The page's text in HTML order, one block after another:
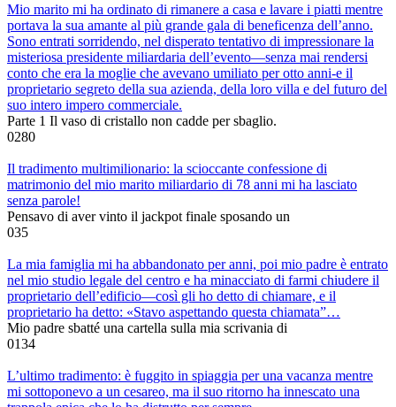
Mio marito mi ha ordinato di rimanere a casa e lavare i piatti mentre
portava la sua amante al più grande gala di beneficenza dell’anno.
Sono entrati sorridendo, nel disperato tentativo di impressionare la
misteriosa presidente miliardaria dell’evento—senza mai rendersi
conto che era la moglie che avevano umiliato per otto anni-e il
proprietario segreto della sua azienda, della loro villa e del futuro del
suo intero impero commerciale.
Parte 1 Il vaso di cristallo non cadde per sbaglio.
0280
Il tradimento multimilionario: la scioccante confessione di
matrimonio del mio marito miliardario di 78 anni mi ha lasciato
senza parole!
Pensavo di aver vinto il jackpot finale sposando un
035
La mia famiglia mi ha abbandonato per anni, poi mio padre è entrato
nel mio studio legale del centro e ha minacciato di farmi chiudere il
proprietario dell’edificio—così gli ho detto di chiamare, e il
proprietario ha detto: «Stavo aspettando questa chiamata”…
Mio padre sbatté una cartella sulla mia scrivania di
0134
L’ultimo tradimento: è fuggito in spiaggia per una vacanza mentre
mi sottoponevo a un cesareo, ma il suo ritorno ha innescato una